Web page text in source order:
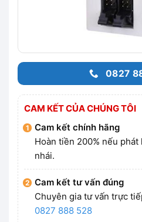
0827
CAM KẾT CỦA CHÚNG TÔI
Cam kết chính hãng
Hoàn tiền 200% nếu
nhái.
Cam kết tư vấn đúng
Chuyên gia tư vấn trực
0827 888 528